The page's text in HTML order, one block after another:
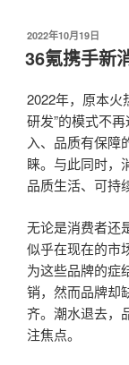
发
布
于
2022年10月19日
36氪携手新
2022年，原本火
研发”的模式不
入、品质有保障
睐。与此同时，
品质生活、可持
无论是消费者还
似乎在现在的市
为这些品牌的症
销，然而品牌却
齐。潮水退去，
注焦点。